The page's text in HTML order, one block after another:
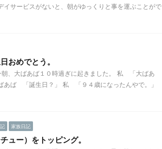
イサービスがないと、朝がゆっくりと事を運ぶことがで
おめでとう。
、大ばあば１０時過ぎに起きました。 私 「大ばあ
あば 「誕生日？」 私 「９４歳になったんやで。」
家族日記
ュー）をトッピング。